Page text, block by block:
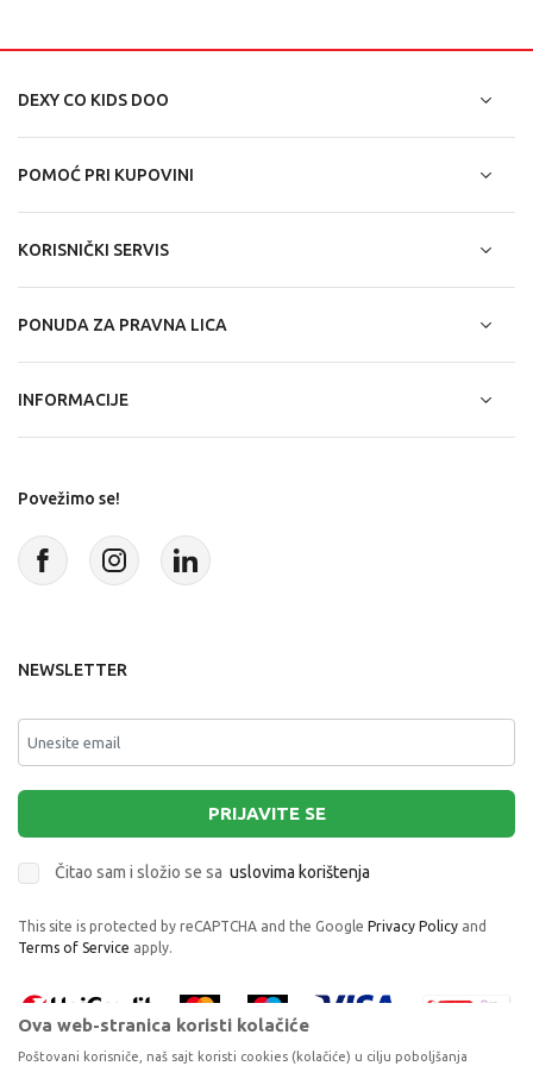
DEXY CO KIDS DOO
POMOĆ PRI KUPOVINI
KORISNIČKI SERVIS
PONUDA ZA PRAVNA LICA
INFORMACIJE
Povežimo se!
NEWSLETTER
PRIJAVITE SE
Čitao sam i složio se sa uslovima korištenja
This site is protected by reCAPTCHA and the Google Privacy Policy and
Terms of Service apply.
Ova web-stranica koristi kolačiće
Poštovani korisniče, naš sajt koristi cookies (kolačiće) u cilju poboljšanja